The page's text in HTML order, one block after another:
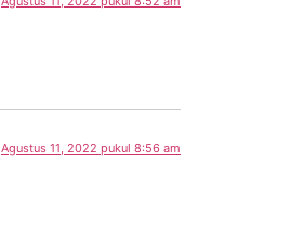
Agustus 11, 2022 pukul 8:56 am